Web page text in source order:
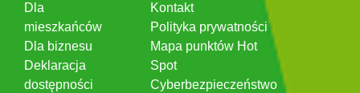
Dla
mieszkańców
Dla biznesu
Deklaracja
dostępności
Kontakt
Polityka prywatności
Mapa punktów Hot
Spot
Cyberbezpieczeństwo